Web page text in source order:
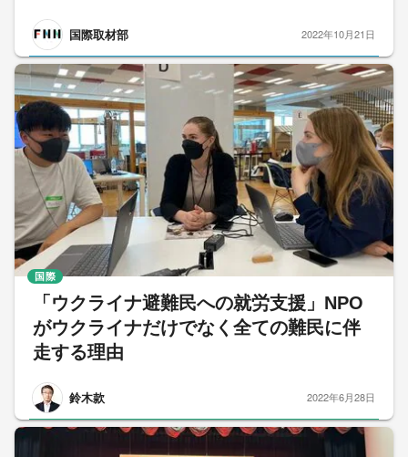
国際取材部 2022年10月21日
「ウクライナ避難民への就労支援」NPO
がウクライナだけでなく全ての難民に伴
走する理由
鈴木款
国際
2022年6月28日